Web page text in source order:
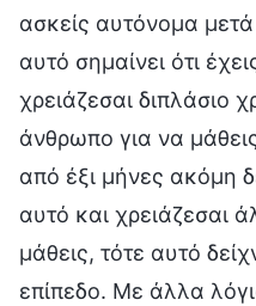
ασκείς αυτόνομα
αυτό σημαίνει ότι
χρειάζεσαι διπλάσιο
άνθρωπο για να
από έξι μήνες ακόμη
αυτό και χρειάζεσαι
μάθεις, τότε αυτό
επίπεδο. Με άλλα